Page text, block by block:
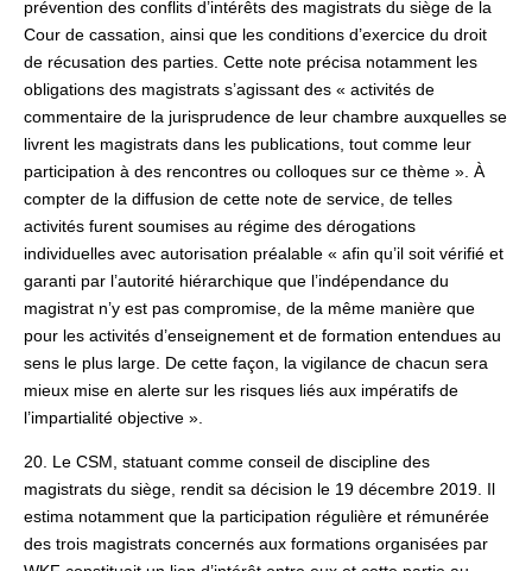
prévention des conflits d’intérêts des magistrats du siège de la
Cour de cassation, ainsi que les conditions d’exercice du droit
de récusation des parties. Cette note précisa notamment les
obligations des magistrats s’agissant des « activités de
commentaire de la jurisprudence de leur chambre auxquelles se
livrent les magistrats dans les publications, tout comme leur
participation à des rencontres ou colloques sur ce thème ». À
compter de la diffusion de cette note de service, de telles
activités furent soumises au régime des dérogations
individuelles avec autorisation préalable « afin qu’il soit vérifié et
garanti par l’autorité hiérarchique que l’indépendance du
magistrat n’y est pas compromise, de la même manière que
pour les activités d’enseignement et de formation entendues au
sens le plus large. De cette façon, la vigilance de chacun sera
mieux mise en alerte sur les risques liés aux impératifs de
l’impartialité objective ».
20. Le CSM, statuant comme conseil de discipline des
magistrats du siège, rendit sa décision le 19 décembre 2019. Il
estima notamment que la participation régulière et rémunérée
des trois magistrats concernés aux formations organisées par